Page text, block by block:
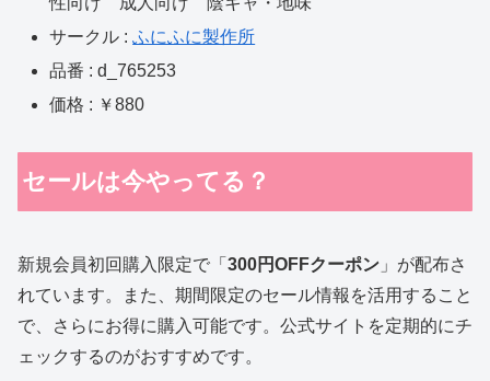
サークル :ふにふに製作所
品番 : d_765253
価格 : ￥880
セールは今やってる？
新規会員初回購入限定で「 300円OFFクーポン 」が配布さ
れています。また、期間限定のセール情報を活用すること
で、さらにお得に購入可能です。公式サイトを定期的にチ
ェックするのがおすすめです。